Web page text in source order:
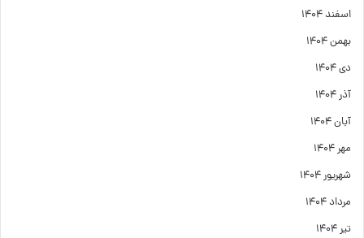
اسفند ۱۴۰۴
بهمن ۱۴۰۴
دی ۱۴۰۴
آذر ۱۴۰۴
آبان ۱۴۰۴
مهر ۱۴۰۴
شهریور ۱۴۰۴
مرداد ۱۴۰۴
تیر ۱۴۰۴